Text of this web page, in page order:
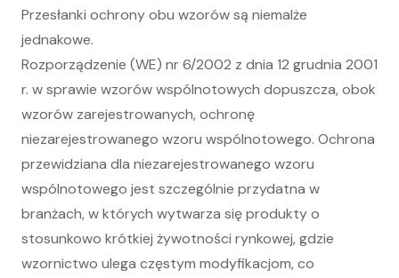
Przesłanki ochrony obu wzorów są niemalże
jednakowe.
Rozporządzenie (WE) nr 6/2002 z dnia 12 grudnia 2001
r. w sprawie wzorów wspólnotowych dopuszcza, obok
wzorów zarejestrowanych, ochronę
niezarejestrowanego wzoru wspólnotowego. Ochrona
przewidziana dla niezarejestrowanego wzoru
wspólnotowego jest szczególnie przydatna w
branżach, w których wytwarza się produkty o
stosunkowo krótkiej żywotności rynkowej, gdzie
wzornictwo ulega częstym modyfikacjom, co